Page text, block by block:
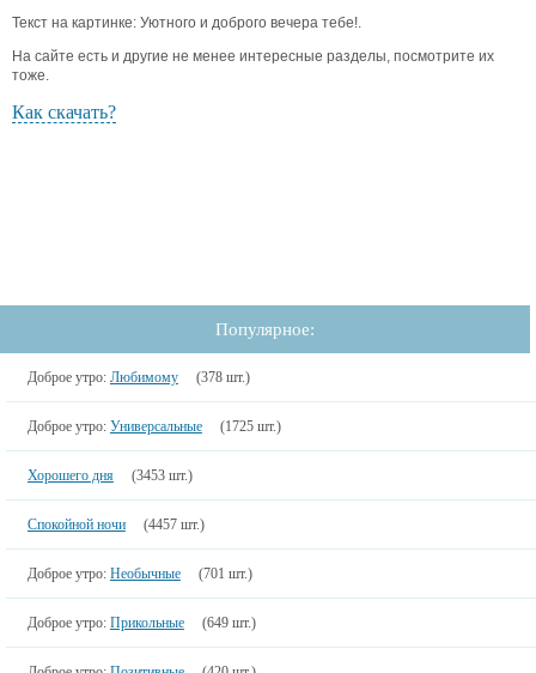
Текст на картинке: Уютного и доброго вечера тебе!.
На сайте есть и другие не менее интересные разделы, посмотрите их
тоже.
Как скачать?
Популярное:
Доброе утро: Любимому (378 шт.)
Доброе утро: Универсальные (1725 шт.)
Хорошего дня (3453 шт.)
Спокойной ночи (4457 шт.)
Доброе утро: Необычные (701 шт.)
Доброе утро: Прикольные (649 шт.)